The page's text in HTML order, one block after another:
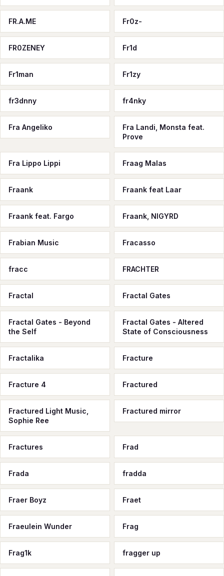
FR.A.ME Fr0z-
FR0ZENEY Fr1d
Fr1man Fr1zy
fr3dnny fr4nky
Fra Angeliko
Fra Landi, Monsta feat.
Prove
Fra Lippo Lippi Fraag Malas
Fraank Fraank feat Laar
Fraank feat. Fargo Fraank, NIGYRD
Frabian Music Fracasso
fracc FRACHTER
Fractal Fractal Gates
Fractal Gates - Beyond
the Self
Fractal Gates - Altered
State of Consciousness
Fractalika Fracture
Fracture 4 Fractured
Fractured Light Music,
Sophie Ree
Fractured mirror
Fractures Frad
Frada fradda
Fraer Boyz Fraet
Fraeulein Wunder Frag
Frag1k fragger up